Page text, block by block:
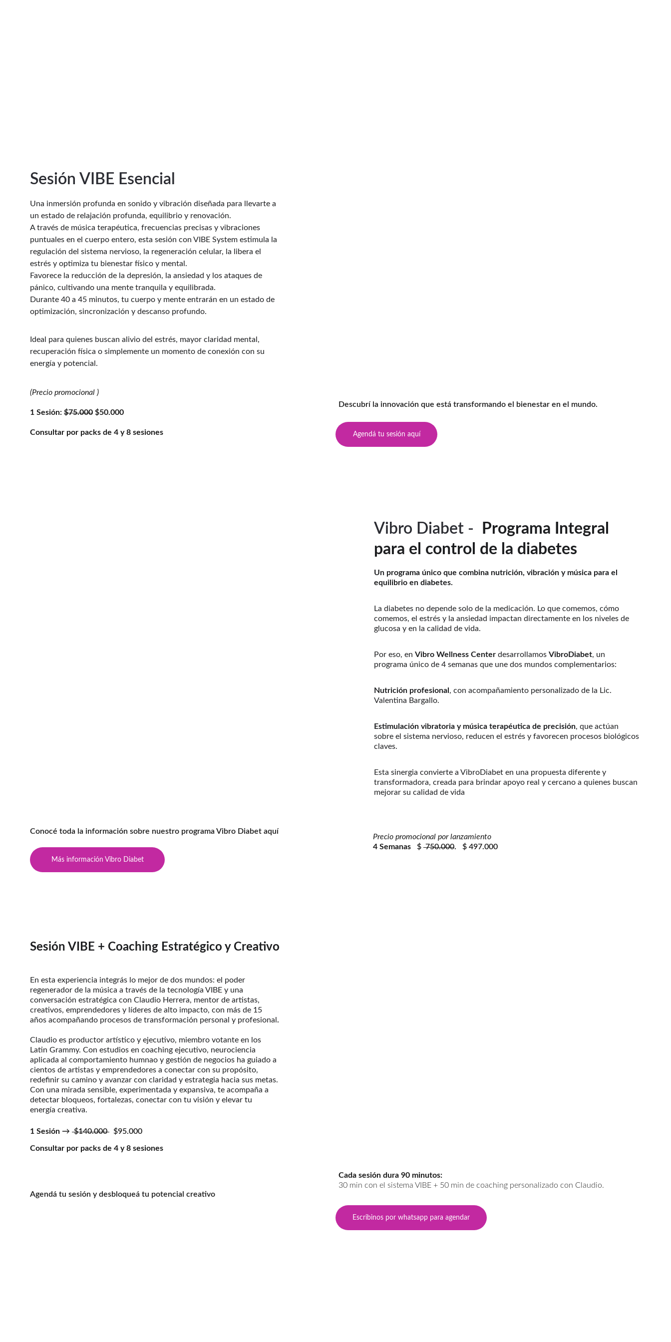
Sesión VIBE Esencial
Una inmersión profunda en sonido y vibración diseñada para llevarte a
un estado de relajación profunda, equilibrio y renovación.
A través de música terapéutica, frecuencias precisas y vibraciones
puntuales en el cuerpo entero, esta sesión con VIBE System estimula la
regulación del sistema nervioso, la regeneración celular, la libera el
estrés y optimiza tu bienestar físico y mental.
Favorece la reducción de la depresión, la ansiedad y los ataques de
pánico, cultivando una mente tranquila y equilibrada.
Durante 40 a 45 minutos, tu cuerpo y mente entrarán en un estado de
optimización, sincronización y descanso profundo.
Ideal para quienes buscan alivio del estrés, mayor claridad mental,
recuperación física o simplemente un momento de conexión con su
energía y potencial.
(Precio promocional )
1 Sesión: $75.000 $50.000
Consultar por packs de 4 y 8 sesiones Agendá tu sesión aquí
Descubrí la innovación que está transformando el bienestar en el mundo.
Vibro Diabet -
Programa Integral
para el control de la diabetes
Un programa único que combina nutrición, vibración y música para el
equilibrio en diabetes.
La diabetes no depende solo de la medicación. Lo que comemos, cómo
comemos, el estrés y la ansiedad impactan directamente en los niveles de
glucosa y en la calidad de vida.
Por eso, en Vibro Wellness Center desarrollamos VibroDiabet, un
programa único de 4 semanas que une dos mundos complementarios:
Nutrición profesional , con acompañamiento personalizado de la Lic.
Valentina Bargallo.
Estimulación vibratoria y música terapéutica de precisión, que actúan
sobre el sistema nervioso, reducen el estrés y favorecen procesos biológicos
claves.
Esta sinergia convierte a VibroDiabet en una propuesta diferente y
transformadora, creada para brindar apoyo real y cercano a quienes buscan
mejorar su calidad de vida
Precio promocional por lanzamiento
4 Semanas
  $
750.000.   $ 497.000
Más información Vibro Diabet
Conocé toda la información sobre nuestro programa Vibro Diabet aquí
Sesión VIBE + Coaching Estratégico y Creativo
En esta experiencia integrás lo mejor de dos mundos: el poder
regenerador de la música a través de la tecnología VIBE y una
conversación estratégica con Claudio Herrera, mentor de artistas,
creativos, emprendedores y líderes de alto impacto, con más de 15
años acompañando procesos de transformación personal y profesional .
Claudio es productor artístico y ejecutivo, miembro votante en los
Latin Grammy. Con estudios en coaching ejecutivo, neurociencia
aplicada al comportamiento humnao y gestión de negocios ha guiado a
cientos de artistas y emprendedores a conectar con su propósito,
redefinir su camino y avanzar con claridad y estrategia hacia sus metas.
Con una mirada sensible, experimentada y expansiva, te acompaña a
detectar bloqueos, fortalezas, conectar con tu visión y elevar tu
energía creativa.
1 Sesión → $140.000
  $95.000
Consultar por packs de 4 y 8 sesiones
Cada sesión dura 90 minutos:
30 min con el sistema VIBE + 50 min de coaching personalizado con Claudio.
Escribinos por whatsapp para agendar
Agendá tu sesión y desbloqueá tu potencial creativo